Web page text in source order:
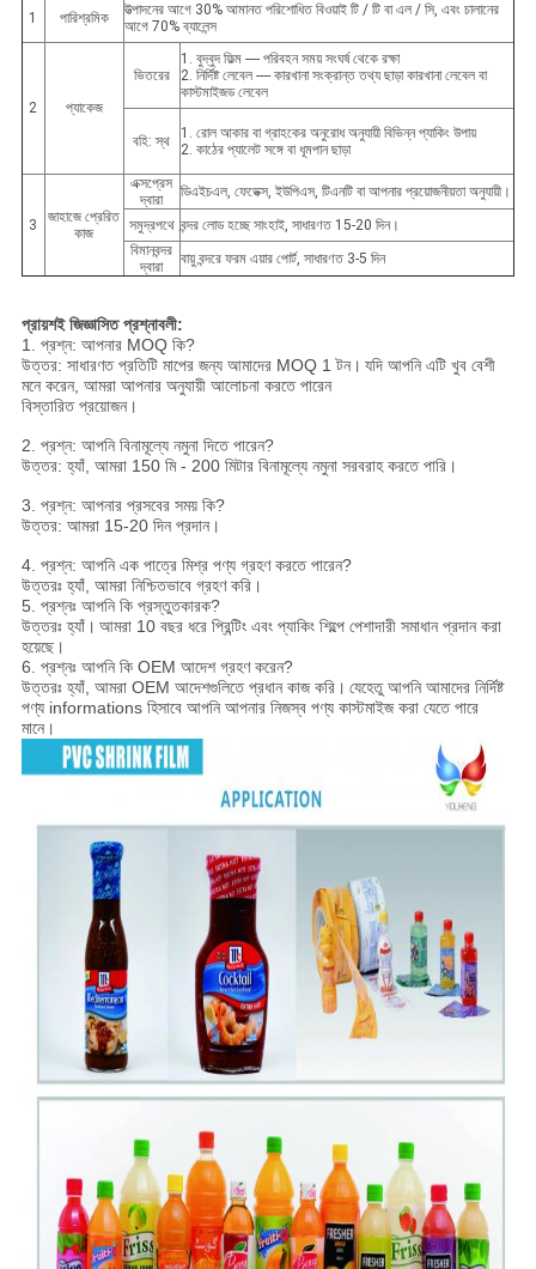
1 পারিশ্রমিক
উত্পাদনের আগে 30% আমানত পরিশোধিত বিওয়াই টি / টি বা এল / সি, এবং চালানের
আগে 70% ব্যালেন্স
2 প্যাকেজ
ভিতরের
1. বুদ্বুদ ফিল্ম ---- পরিবহন সময় সংঘর্ষ থেকে রক্ষা
2. নির্দিষ্ট লেবেল ---- কারখানা সংক্রান্ত তথ্য ছাড়া কারখানা লেবেল বা
কাস্টমাইজড লেবেল
বহি: স্থ
1. রোল আকার বা গ্রাহকের অনুরোধ অনুযায়ী বিভিন্ন প্যাকিং উপায়
2. কাঠের প্যালেট সঙ্গে বা ধূমপান ছাড়া
3
জাহাজে প্রেরিত
কাজ
এক্সপ্রেস
দ্বারা
ডিএইচএল, ফেডেক্স, ইউপিএস, টিএনটি বা আপনার প্রয়োজনীয়তা অনুযায়ী।
সমুদ্রপথে বন্দর লোড হচ্ছে সাংহাই, সাধারণত 15-20 দিন।
বিমানবন্দর
দ্বারা
বায়ু বন্দরে ফরম এয়ার পোর্ট, সাধারণত 3-5 দিন
প্রায়শই জিজ্ঞাসিত প্রশ্নাবলী:
1. প্রশ্ন: আপনার MOQ কি?
উত্তর: সাধারণত প্রতিটি মাপের জন্য আমাদের MOQ 1 টন। যদি আপনি এটি খুব বেশী
মনে করেন, আমরা আপনার অনুযায়ী আলোচনা করতে পারেন
বিস্তারিত প্রয়োজন।
2. প্রশ্ন: আপনি বিনামূল্যে নমুনা দিতে পারেন?
উত্তর: হ্যাঁ, আমরা 150 মি - 200 মিটার বিনামূল্যে নমুনা সরবরাহ করতে পারি।
3. প্রশ্ন: আপনার প্রসবের সময় কি?
উত্তর: আমরা 15-20 দিন প্রদান।
4. প্রশ্ন: আপনি এক পাত্রে মিশ্র পণ্য গ্রহণ করতে পারেন?
উত্তরঃ হ্যাঁ, আমরা নিশ্চিতভাবে গ্রহণ করি।
5. প্রশ্নঃ আপনি কি প্রস্তুতকারক?
উত্তরঃ হ্যাঁ। আমরা 10 বছর ধরে প্রিন্টিং এবং প্যাকিং শিল্পে পেশাদারী সমাধান প্রদান করা
হয়েছে।
6. প্রশ্নঃ আপনি কি OEM আদেশ গ্রহণ করেন?
উত্তরঃ হ্যাঁ, আমরা OEM আদেশগুলিতে প্রধান কাজ করি। যেহেতু আপনি আমাদের নির্দিষ্ট
পণ্য informations হিসাবে আপনি আপনার নিজস্ব পণ্য কাস্টমাইজ করা যেতে পারে
মানে।